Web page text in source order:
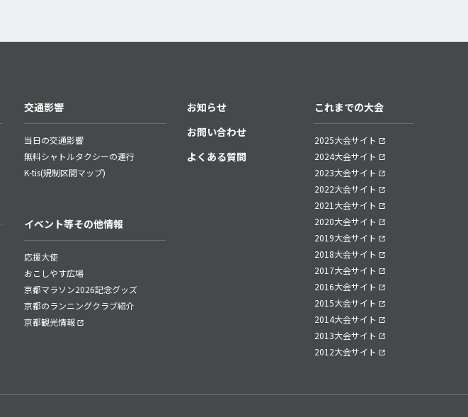
交通影響
当日の交通影響
無料シャトルタクシーの運行
K-tis(規制区間マップ)
イベント等その他情報
応援大使
おこしやす広場
京都マラソン2026記念グッズ
京都のランニングクラブ紹介
京都観光情報
お知らせ
お問い合わせ
よくある質問
これまでの大会
2025大会サイト
2024大会サイト
2023大会サイト
2022大会サイト
2021大会サイト
2020大会サイト
2019大会サイト
2018大会サイト
2017大会サイト
2016大会サイト
2015大会サイト
2014大会サイト
2013大会サイト
2012大会サイト